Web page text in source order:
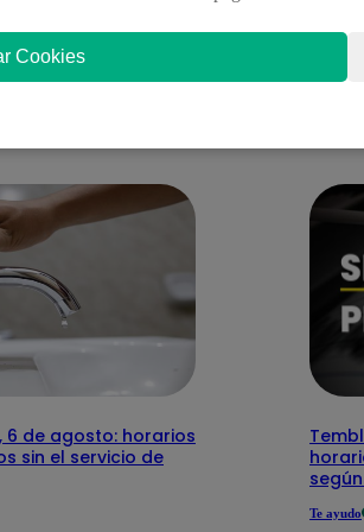
6 de agosto: horarios
sin el servicio de
Te ayudo
Cookies